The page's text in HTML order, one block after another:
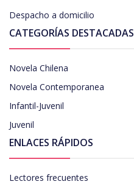
Despacho a domicilio
CATEGORÍAS DESTACADAS
Novela Chilena
Novela Contemporanea
Infantil-Juvenil
Juvenil
ENLACES RÁPIDOS
Lectores frecuentes